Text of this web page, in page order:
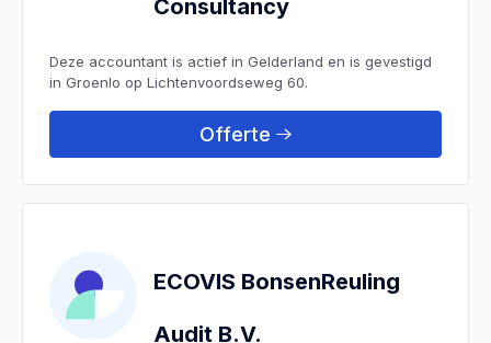
Consultancy
Deze accountant is actief in Gelderland en is gevestigd
in Groenlo op Lichtenvoordseweg 60.
Offerte
ECOVIS BonsenReuling
Audit B.V.